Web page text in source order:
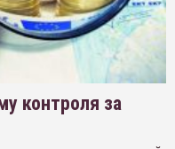
контроля за